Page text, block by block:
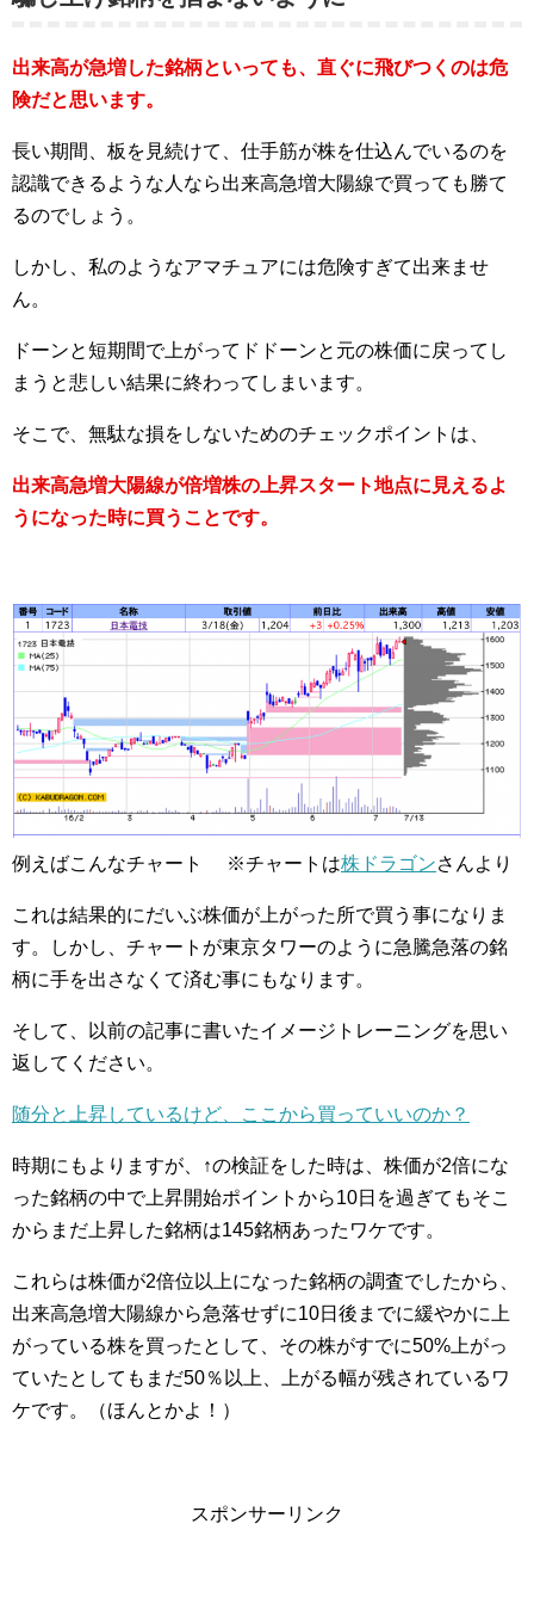
出来高が急増した銘柄といっても、直ぐに飛びつくのは危
険だと思います。
長い期間、板を見続けて、仕手筋が株を仕込んでいるのを
認識できるような人なら出来高急増大陽線で買っても勝て
るのでしょう。
しかし、私のようなアマチュアには危険すぎて出来ませ
ん。
ドーンと短期間で上がってドドーンと元の株価に戻ってし
まうと悲しい結果に終わってしまいます。
そこで、無駄な損をしないためのチェックポイントは、
出来高急増大陽線が倍増株の上昇スタート地点に見えるよ
うになった時に買うことです。
例えばこんなチャート ※チャートは株ドラゴンさんより
これは結果的にだいぶ株価が上がった所で買う事になりま
す。しかし、チャートが東京タワーのように急騰急落の銘
柄に手を出さなくて済む事にもなります。
そして、以前の記事に書いたイメージトレーニングを思い
返してください。
随分と上昇しているけど、ここから買っていいのか？
時期にもよりますが、↑の検証をした時は、株価が2倍にな
った銘柄の中で上昇開始ポイントから10日を過ぎてもそこ
からまだ上昇した銘柄は145銘柄あったワケです。
これらは株価が2倍位以上になった銘柄の調査でしたから、
出来高急増大陽線から急落せずに10日後までに緩やかに上
がっている株を買ったとして、その株がすでに50%上がっ
ていたとしてもまだ50％以上、上がる幅が残されているワ
ケです。（ほんとかよ！）
スポンサーリンク